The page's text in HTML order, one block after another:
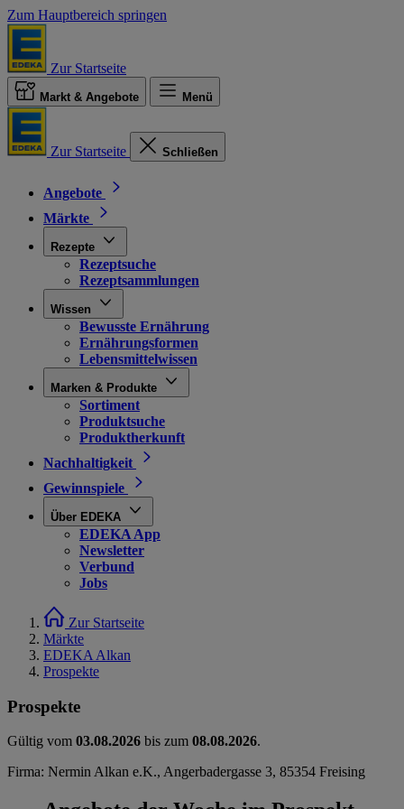
Zum Hauptbereich springen
Zur Startseite
Markt & Angebote Menü
Zur Startseite Schließen
Angebote
Märkte
Rezepte
Rezeptsuche
Rezeptsammlungen
Wissen
Bewusste Ernährung
Ernährungsformen
Lebensmittelwissen
Marken & Produkte
Sortiment
Produktsuche
Produktherkunft
Nachhaltigkeit
Gewinnspiele
Über EDEKA
EDEKA App
Newsletter
Verbund
Jobs
Zur Startseite
Märkte
EDEKA Alkan
Prospekte
Prospekte
Gültig vom 03.08.2026 bis zum 08.08.2026.
Firma: Nermin Alkan e.K., Angerbadergasse 3, 85354 Freising